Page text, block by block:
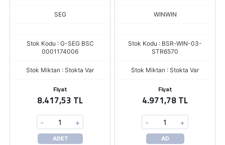
SEG
Stok Kodu : G-SEG BSC
0001174006
Stok Miktarı : Stokta Var
Fiyat
8.417,53 TL
- +
ADET
TRANSPORTER 2.0TDI
WINWIN
Stok Kodu : BSR-WIN-03-
STR6570
Stok Miktarı : Stokta Var
Fiyat
4.971,78 TL
- +
AD